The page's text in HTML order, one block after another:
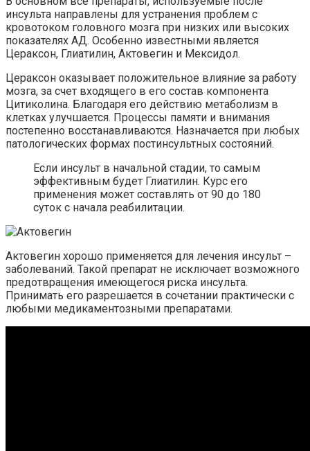
инсульта направлены для устранения проблем с
кровотоком головного мозга при низких или высоких
показателях АД. Особенно известными является
Цераксон, Глиатилин, Актовегин и Мексидол.
Цераксон оказывает положительное влияние за работу
мозга, за счет входящего в его состав компонента
Цитиколина. Благодаря его действию метаболизм в
клетках улучшается. Процессы памяти и внимания
постепенно восстанавливаются. Назначается при любых
патологических формах постинсультных состояний.
Если инсульт в начальной стадии, то самым
эффективным будет Глиатилин. Курс его
применения может составлять от 90 до 180
суток с начала реабилитации.
Актовегин хорошо применяется для лечения инсульт –
заболеваний. Такой препарат не исключает возможного
предотвращения имеющегося риска инсульта.
Принимать его разрешается в сочетании практически с
любыми медикаментозными препаратами.